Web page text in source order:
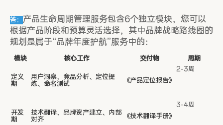
答： 产品生命周期管理服务包含6个独立模块，您可以
根据产品阶段和预算灵活选择，其中品牌战略路线图的
规划是属于“品牌年度护航”服务中的：
模块 核心工作 交付物 周期
定义
期
用户洞察、竞品分析、定位提
炼、命名测试
《产品定位报告》
2-3周
开发
期
技术翻译、品牌资产建立、内部
对齐
《技术翻译手册》
3-4周